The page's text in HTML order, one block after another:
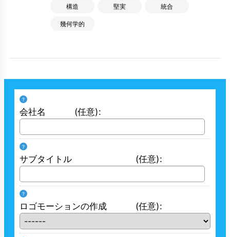
構造 堅実 統合
幾何学的
?
会社名 (任意):
?
サブタイトル (任意):
?
ロゴモーションの作成 (任意):